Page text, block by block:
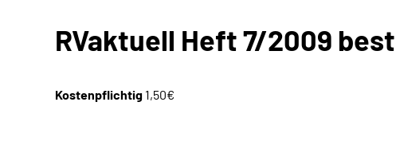
RVaktuell Heft 7/2009
Kostenpflichtig 1,50€